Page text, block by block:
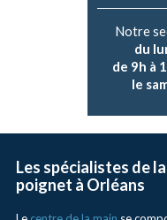
Notre
du
de 9h à
le
Les spécialistes de
poignet à Orléans